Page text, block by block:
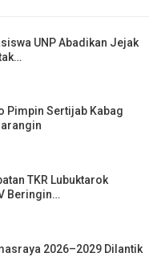
UNP Abadikan Jejak
Pimpin Sertijab Kabag
TKR Lubuktarok
Beringin…
2026–2029 Dilantik